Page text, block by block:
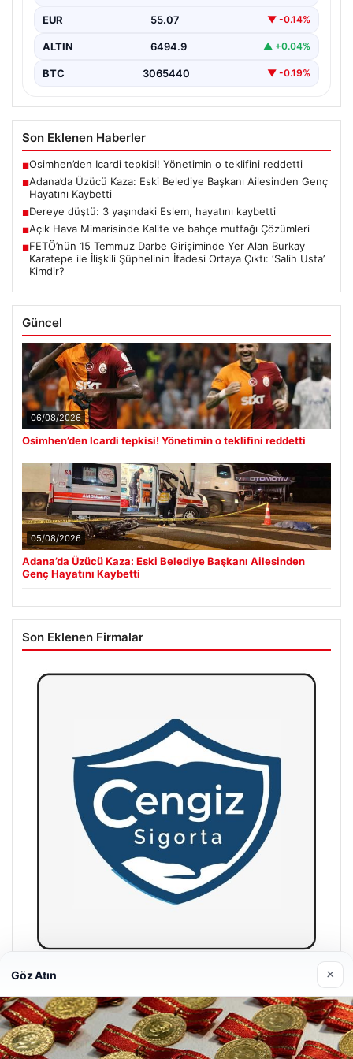
Olayda,…
EUR 55.07 ▼ -0.14%
ALTIN 6494.9 ▲ +0.04%
BTC 3065440 ▼ -0.19%
Son Eklenen Haberler
■Osimhen’den Icardi tepkisi! Yönetimin o teklifini reddetti
■Adana’da Üzücü Kaza: Eski Belediye Başkanı Ailesinden Genç
Hayatını Kaybetti
■Dereye düştü: 3 yaşındaki Eslem, hayatını kaybetti
■Açık Hava Mimarisinde Kalite ve bahçe mutfağı Çözümleri
■FETÖ’nün 15 Temmuz Darbe Girişiminde Yer Alan Burkay
Karatepe ile İlişkili Şüphelinin İfadesi Ortaya Çıktı: ‘Salih Usta’
Kimdir?
Güncel
06/08/2026
Osimhen’den Icardi tepkisi! Yönetimin o teklifini reddetti
05/08/2026
Adana’da Üzücü Kaza: Eski Belediye Başkanı Ailesinden
Genç Hayatını Kaybetti
Son Eklenen Firmalar
Hastaş Beton
26/05/2026
Göz Atın ×